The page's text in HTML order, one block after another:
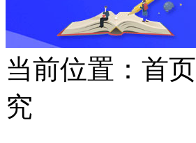
当前位置：首页
究